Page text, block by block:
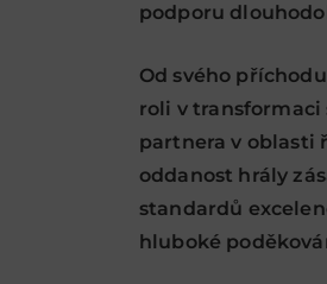
podporu
Od svého
roli v
partnera v oblasti
oddanost hrály
standardů
hluboké